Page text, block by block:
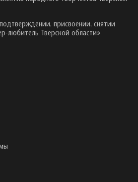
присвоении, снятии
любитель Тверской области»